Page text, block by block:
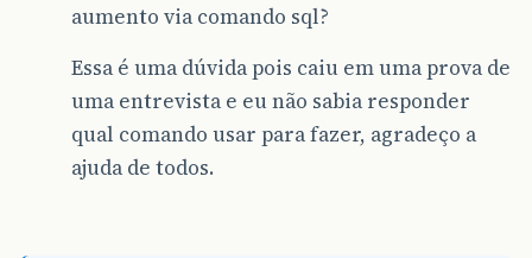
aumento via comando sql?
Essa é uma dúvida pois caiu em uma prova de
uma entrevista e eu não sabia responder
qual comando usar para fazer, agradeço a
ajuda de todos.